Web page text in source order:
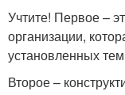
Учтите! Первое –
организации,
установленных
Второе –